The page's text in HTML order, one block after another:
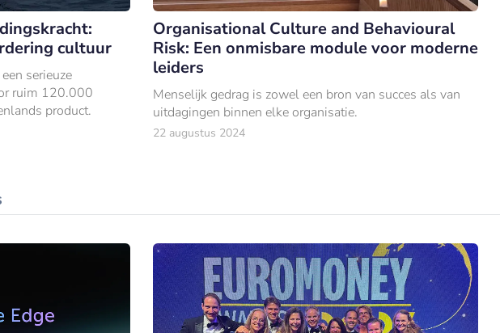
cultuur
serieuze
ruim 120.000
product.
Organisational Culture and Behavioural
Risk: Een onmisbare module voor moderne
leiders
Menselijk gedrag is zowel een bron van succes als van
uitdagingen binnen elke organisatie.
22 augustus 2024